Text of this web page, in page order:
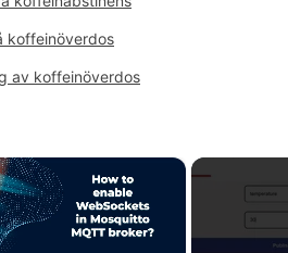
koffeinöverdos
av koffeinöverdos
×